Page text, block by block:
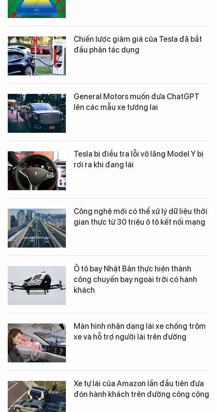
Chiến lược giảm giá của Tesla đã bắt
đầu phản tác dụng
General Motors muốn đưa ChatGPT
lên các mẫu xe tương lai
Tesla bị điều tra lỗi vô lăng Model Y bị
rơi ra khi đang lái
Công nghệ mới có thể xử lý dữ liệu thời
gian thực từ 30 triệu ô tô kết nối mạng
Ô tô bay Nhật Bản thực hiện thành
công chuyến bay ngoài trời có hành
khách
Màn hình nhận dạng lái xe chống trộm
xe và hỗ trợ người lái trên đường
Xe tự lái của Amazon lần đầu tiên đưa
đón hành khách trên đường công cộng